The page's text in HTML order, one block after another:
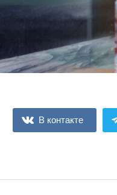
В контакте